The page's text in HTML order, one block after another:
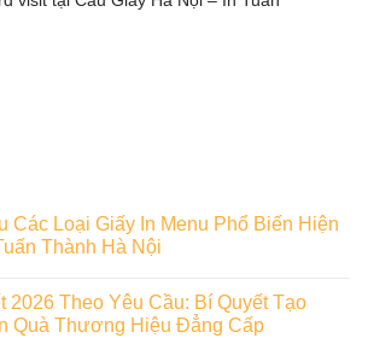
Các Loại Giấy In Menu Phổ Biến Hiện
Thành Hà Nội
2026 Theo Yêu Cầu: Bí Quyết Tạo
Quà Thương Hiệu Đẳng Cấp